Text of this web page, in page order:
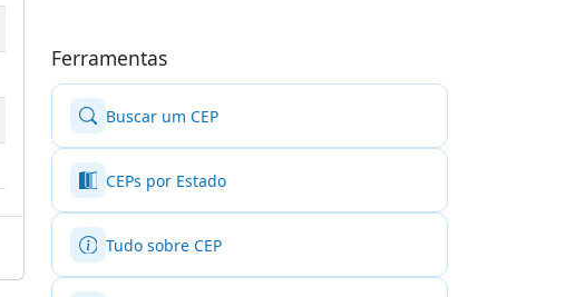
Ferramentas
Buscar um CEP
CEPs por Estado
Tudo sobre CEP